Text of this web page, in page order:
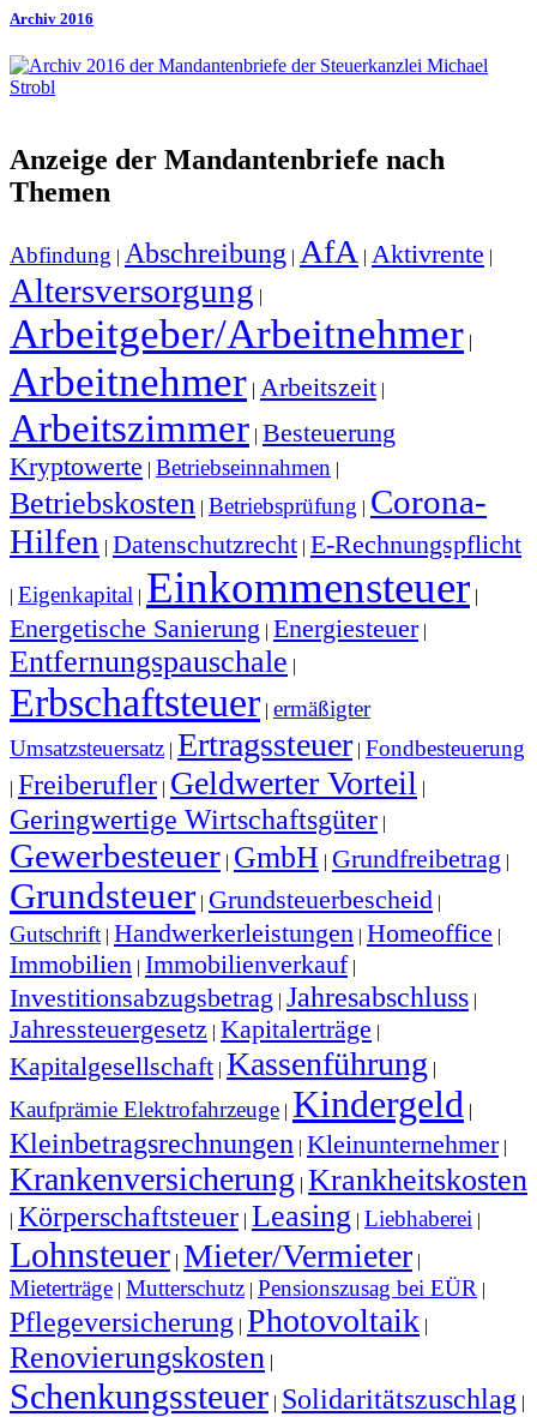
Archiv 2016
Anzeige der Mandantenbriefe nach
Themen
Abfindung | Abschreibung | AfA | Aktivrente |
Altersversorgung |
Arbeitgeber/Arbeitnehmer |
Arbeitnehmer | Arbeitszeit |
Arbeitszimmer | Besteuerung
Kryptowerte | Betriebseinnahmen |
Betriebskosten | Betriebsprüfung | Corona-
Hilfen | Datenschutzrecht | E-Rechnungspflicht
| Eigenkapital | Einkommensteuer |
Energetische Sanierung | Energiesteuer|
Entfernungspauschale |
Erbschaftsteuer | ermäßigter
Umsatzsteuersatz | Ertragssteuer | Fondbesteuerung
| Freiberufler | Geldwerter Vorteil |
Geringwertige Wirtschaftsgüter |
Gewerbesteuer | GmbH | Grundfreibetrag |
Grundsteuer | Grundsteuerbescheid |
Gutschrift | Handwerkerleistungen | Homeoffice |
Immobilien | Immobilienverkauf |
Investitionsabzugsbetrag | Jahresabschluss |
Jahressteuergesetz | Kapitalerträge |
Kapitalgesellschaft | Kassenführung |
Kaufprämie Elektrofahrzeuge | Kindergeld |
Kleinbetragsrechnungen | Kleinunternehmer|
Krankenversicherung | Krankheitskosten
| Körperschaftsteuer | Leasing | Liebhaberei |
Lohnsteuer | Mieter/Vermieter |
Mieterträge | Mutterschutz | Pensionszusag bei EÜR |
Pflegeversicherung | Photovoltaik |
Renovierungskosten |
Schenkungssteuer | Solidaritätszuschlag |